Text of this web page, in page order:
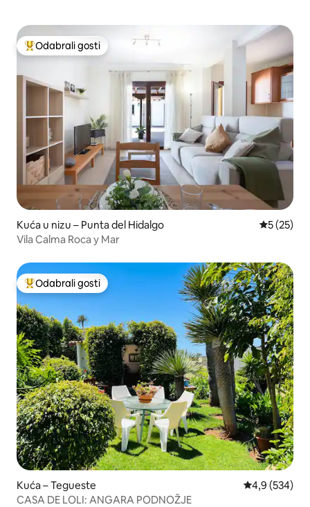
Među najviše rangiranima s oznakom „Odabrali gosti”
Odabrali gosti
Kuća u nizu – Punta del Hidalgo Prosječna
5 (25)
Vila Calma Roca y Mar
Među najviše rangiranima s oznakom „Odabrali gosti”
Odabrali gosti
Kuća – Tegueste Prosječna
4,9 (534)
CASA DE LOLI: ANGARA PODNOŽJE